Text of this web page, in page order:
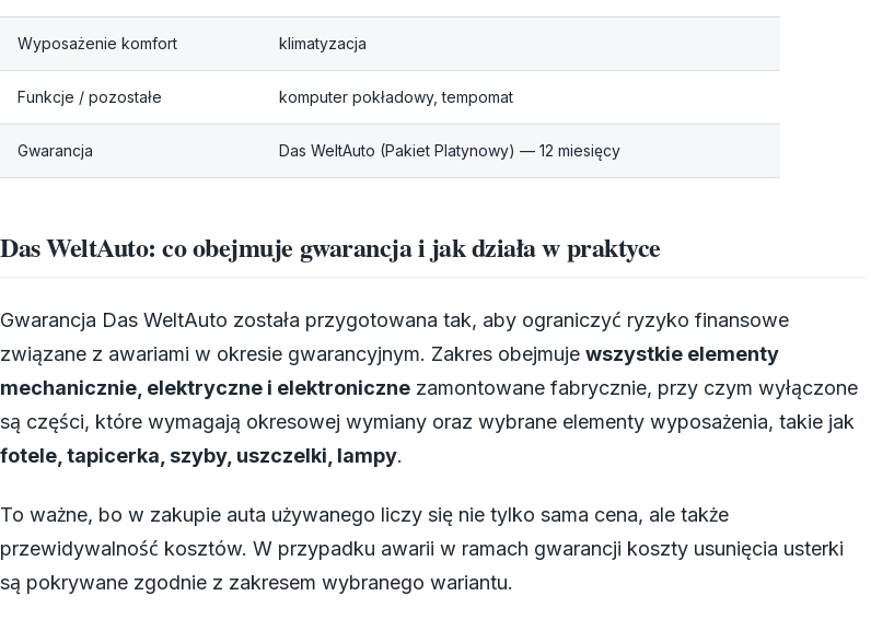
Wyposażenie komfort klimatyzacja
Funkcje / pozostałe komputer pokładowy, tempomat
Gwarancja Das WeltAuto (Pakiet Platynowy) — 12 miesięcy
Das WeltAuto: co obejmuje gwarancja i jak działa w praktyce
Gwarancja Das WeltAuto została przygotowana tak, aby ograniczyć ryzyko finansowe
związane z awariami w okresie gwarancyjnym. Zakres obejmuje wszystkie elementy
mechanicznie, elektryczne i elektroniczne zamontowane fabrycznie, przy czym wyłączone
są części, które wymagają okresowej wymiany oraz wybrane elementy wyposażenia, takie jak
fotele, tapicerka, szyby, uszczelki, lampy.
To ważne, bo w zakupie auta używanego liczy się nie tylko sama cena, ale także
przewidywalność kosztów. W przypadku awarii w ramach gwarancji koszty usunięcia usterki
są pokrywane zgodnie z zakresem wybranego wariantu.